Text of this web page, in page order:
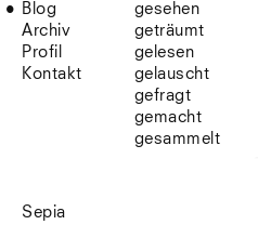
Blog
Archiv
Profil
Kontakt
gesehen
geträumt
gelesen
gelauscht
gefragt
gemacht
gesammelt
Sepia